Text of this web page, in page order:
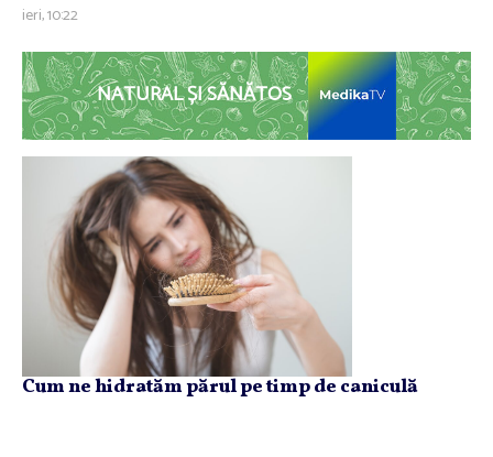
ieri, 10:22
NATURAL ȘI SĂNĂTOS
Cum ne hidratăm părul pe timp de caniculă